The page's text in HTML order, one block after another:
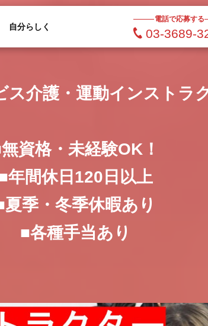
自分らしく
電話で応募する
03-3689-
ス介護・運動インストラ
資格・未経験OK！
年間休日120日以上
夏季・冬季休暇あり
■各種手当あり